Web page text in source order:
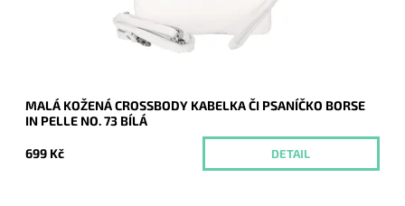
2 roky
MALÁ KOŽENÁ CROSSBODY KABELKA ČI PSANÍČKO BORSE
IN PELLE NO. 73 BÍLÁ
699 Kč DETAIL